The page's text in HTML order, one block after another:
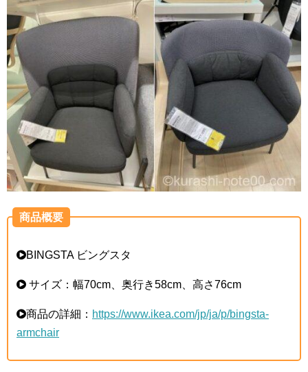
商品概要
BINGSTA ビングスタ
サイズ：幅70cm、奥行き58cm、高さ76cm
商品の詳細： https://www.ikea.com/jp/ja/p/bingsta-
armchair